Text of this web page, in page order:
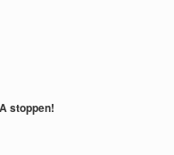
stoppen!